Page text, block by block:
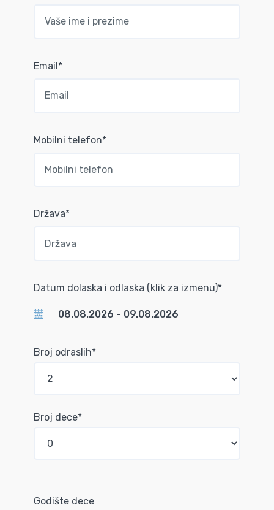
Email*
Mobilni telefon*
Država*
Datum dolaska i odlaska (klik za izmenu)*
Broj odraslih*
Broj dece*
Godište dece